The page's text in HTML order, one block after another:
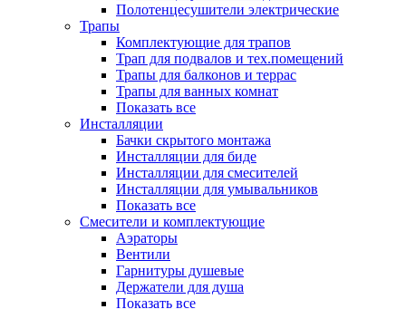
Полотенцесушители электрические
Трапы
Комплектующие для трапов
Трап для подвалов и тех.помещений
Трапы для балконов и террас
Трапы для ванных комнат
Показать все
Инсталляции
Бачки скрытого монтажа
Инсталляции для биде
Инсталляции для смесителей
Инсталляции для умывальников
Показать все
Смесители и комплектующие
Аэраторы
Вентили
Гарнитуры душевые
Держатели для душа
Показать все